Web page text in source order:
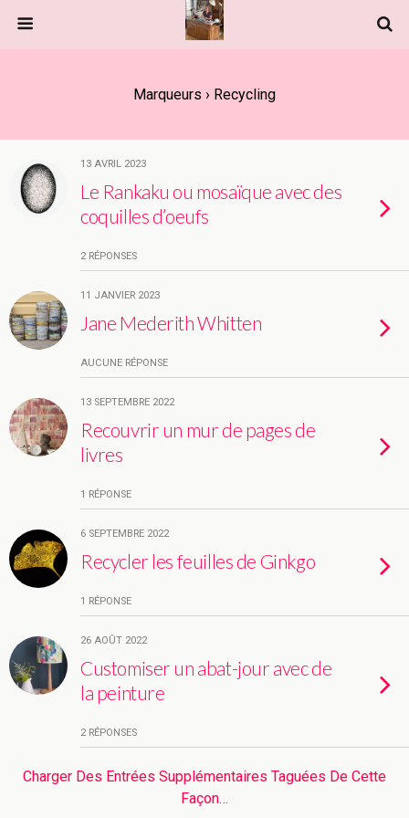
Marqueurs › Recycling
13 AVRIL 2023
Le Rankaku ou mosaïque avec des
coquilles d’oeufs
2 RÉPONSES
11 JANVIER 2023
Jane Mederith Whitten
AUCUNE RÉPONSE
13 SEPTEMBRE 2022
Recouvrir un mur de pages de
livres
1 RÉPONSE
6 SEPTEMBRE 2022
Recycler les feuilles de Ginkgo
1 RÉPONSE
26 AOÛT 2022
Customiser un abat-jour avec de
la peinture
2 RÉPONSES
Charger Des Entrées Supplémentaires Taguées De Cette
Façon…